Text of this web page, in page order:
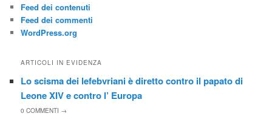
Feed dei contenuti
Feed dei commenti
WordPress.org
ARTICOLI IN EVIDENZA
Lo scisma dei lefebvriani è diretto contro il papato di
Leone XIV e contro l’ Europa
0COMMENTI →